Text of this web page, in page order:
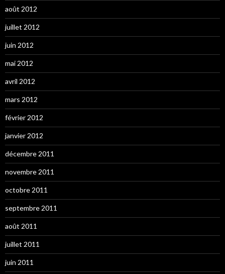
août 2012
juillet 2012
juin 2012
mai 2012
avril 2012
mars 2012
février 2012
janvier 2012
décembre 2011
novembre 2011
octobre 2011
septembre 2011
août 2011
juillet 2011
juin 2011